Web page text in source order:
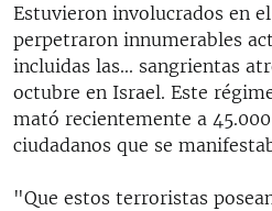
Estuvieron involucrados en
perpetraron innumerables
incluidas las... sangrientas
octubre en Israel. Este
mató recientemente a
ciudadanos que se
"Que estos terroristas